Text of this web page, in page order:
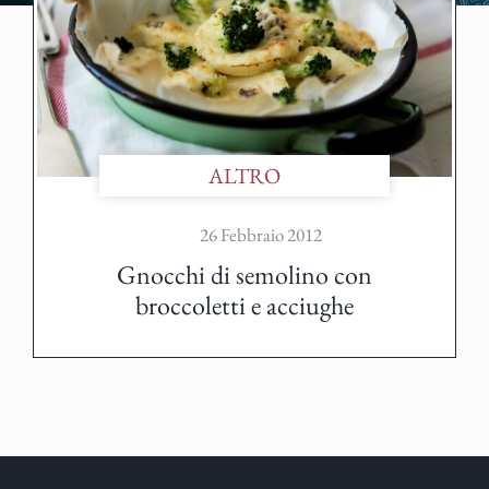
ALTRO
26 Febbraio 2012
Gnocchi di semolino con
broccoletti e acciughe